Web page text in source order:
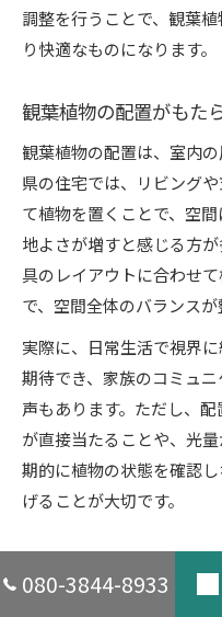
調整を行うことで、観葉
り快適なものになります。
観葉植物の配置がもた
観葉植物の配置は、室内
県の住宅では、リビング
て植物を置くことで、空
地よさが増すと感じる方
具のレイアウトに合わせ
で、空間全体のバランスが
実際に、日常生活で視界
期待でき、家族のコミュ
声もあります。ただし、
が直接当たることや、光
期的に植物の状態を確認し
げることが大切です。
兵庫県の住宅は、和洋折
080-3844-8933